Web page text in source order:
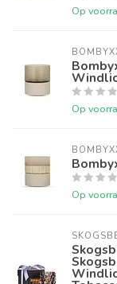
Op
Op
Op